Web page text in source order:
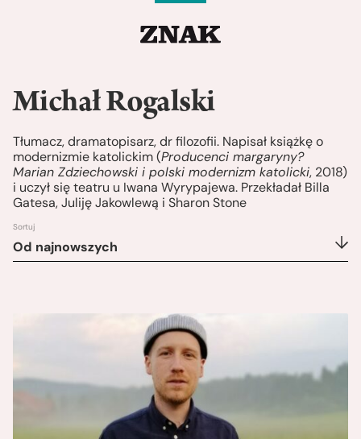
Michał Rogalski
Tłumacz, dramatopisarz, dr filozofii. Napisał książkę o
modernizmie katolickim (Producenci margaryny?
Marian Zdziechowski i polski modernizm katolicki, 2018)
i uczył się teatru u Iwana Wyrypajewa. Przekładał Billa
Gatesa, Juliję Jakowlewą i Sharon Stone
Sortuj
Od najnowszych